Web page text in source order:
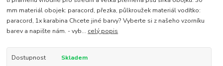
mm materiál obojek: paracord, přezka, půlkroužek materiál vodítko:
paracord, 1x karabina Chcete jiné barvy? Vyberte si z našeho vzorníku
barev a napište nám. - vyb... celý popis
Dostupnost
Skladem